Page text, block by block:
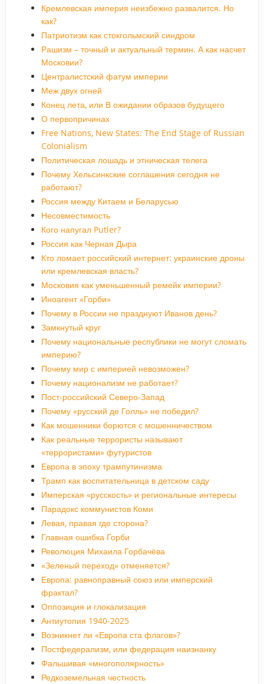
Кремлевская империя неизбежно развалится. Но
как?
Патриотизм как стокгольмский синдром
Рашизм – точный и актуальный термин. А как насчет
Московии?
Централистский фатум империи
Меж двух огней
Конец лета, или В ожидании образов будущего
О первопричинах
Free Nations, New States: The End Stage of Russian
Colonialism
Политическая лошадь и этническая телега
Почему Хельсинкские соглашения сегодня не
работают?
Россия между Китаем и Беларусью
Несовместимость
Кого напугал Putler?
Россия как Черная Дыра
Кто ломает российский интернет: украинские дроны
или кремлевская власть?
Московия как уменьшенный ремейк империи?
Иноагент «Горби»
Почему в России не празднуют Иванов день?
Замкнутый круг
Почему национальные республики не могут сломать
империю?
Почему мир с империей невозможен?
Почему национализм не работает?
Пост-российский Северо-Запад
Почему «русский де Голль» не победил?
Как мошенники борются с мошенничеством
Как реальные террористы называют
«террористами» футуристов
Европа в эпоху трампутинизма
Трамп как воспитательница в детском саду
Имперская «русскость» и региональные интересы
Парадокс коммунистов Коми
Левая, правая где сторона?
Главная ошибка Горби
Революция Михаила Горбачёва
«Зеленый переход» отменяется?
Европа: равноправный союз или имперский
фрактал?
Оппозиция и глокализация
Антиутопия 1940-2025
Возникнет ли «Европа ста флагов»?
Постфедерализм, или федерация наизнанку
Фальшивая «многополярность»
Редкоземельная честность